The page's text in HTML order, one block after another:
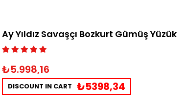
Ay Yıldız Savaşçı Bozkurt Gümüş Yüzük
₺5.998,16
DISCOUNT IN CART ₺5398,34